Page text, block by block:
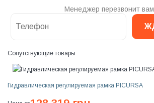
Менеджер перезвонит вам
Сопутствующие товары
Гидравлическая регулируемая рамка PICURSA